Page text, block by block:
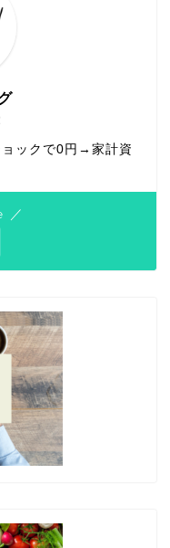
ックで0円→家計資
／